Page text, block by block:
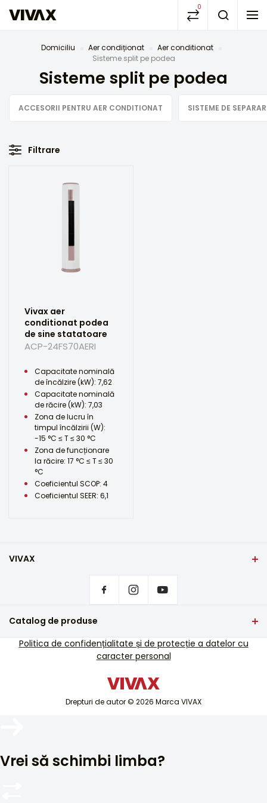
0
Domiciliu Aer condiționat
Aer conditionat
Sisteme split pe podea
Sisteme split pe podea
ACCESORII PENTRU AER CONDITIONAT SISTEME DE
Filtrare
Vivax aer
conditionat podea
de sine statatoare
ACP-24FS70AERI
Capacitate nominală
de încălzire (kW): 7,62
Capacitate nominală
de răcire (kW): 7,03
Zona de lucru în
timpul încălzirii (W):
-15 °C ≤ T ≤ 30 °C
Zona de funcționare
la răcire: 17 °C ≤ T ≤ 30
°C
Coeficientul SCOP: 4
Coeficientul SEER: 6,1
VIVAX
De unde să cumpărați produsele VIVAX?
Asistență pentru servicii
Asistență de service în afara garanției
Catalog de produse
TV si audio
Dispozitive inteligenteDrepturi de autor © 2026 Marca VIVAX
Politica de confidențialitate și de protecție a datelor cu
caracter personal
Vrei să schimbi limba?